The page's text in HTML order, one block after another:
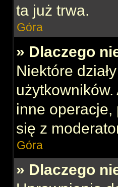
ta już trwa.
Góra
» Dlaczego
Niektóre
inne
się z
Góra
» Dlaczego